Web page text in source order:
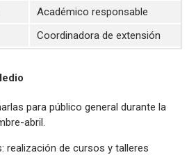
Académico responsable
Coordinadora de extensión
para público general durante la
abril.
realización de cursos y talleres